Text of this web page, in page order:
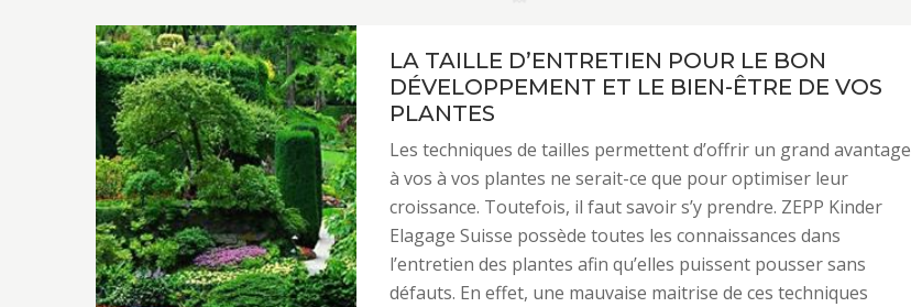
LA TAILLE D’ENTRETIEN POUR LE BON
DÉVELOPPEMENT ET LE BIEN-ÊTRE DE VOS
PLANTES
Les techniques de tailles permettent d’offrir un grand avantage
à vos à vos plantes ne serait-ce que pour optimiser leur
croissance. Toutefois, il faut savoir s’y prendre. ZEPP Kinder
Elagage Suisse possède toutes les connaissances dans
l’entretien des plantes afin qu’elles puissent pousser sans
défauts. En effet, une mauvaise maitrise de ces techniques